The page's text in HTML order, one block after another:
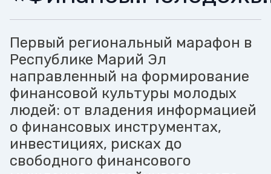
Первый региональный марафон в
Республике Марий Эл
направленный на формирование
финансовой культуры молодых
людей: от владения информацией
о финансовых инструментах,
инвестициях, рисках до
свободного финансового